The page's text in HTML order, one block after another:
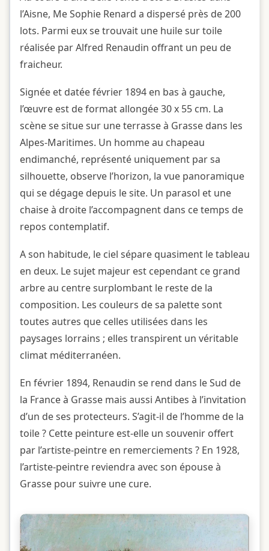
l’Aisne, Me Sophie Renard a dispersé près de 200
lots. Parmi eux se trouvait une huile sur toile
réalisée par Alfred Renaudin offrant un peu de
fraicheur.
Signée et datée février 1894 en bas à gauche,
l’œuvre est de format allongée 30 x 55 cm. La
scène se situe sur une terrasse à Grasse dans les
Alpes-Maritimes. Un homme au chapeau
endimanché, représenté uniquement par sa
silhouette, observe l’horizon, la vue panoramique
qui se dégage depuis le site. Un parasol et une
chaise à droite l’accompagnent dans ce temps de
repos contemplatif.
A son habitude, le ciel sépare quasiment le tableau
en deux. Le sujet majeur est cependant ce grand
arbre au centre surplombant le reste de la
composition. Les couleurs de sa palette sont
toutes autres que celles utilisées dans les
paysages lorrains ; elles transpirent un véritable
climat méditerranéen.
En février 1894, Renaudin se rend dans le Sud de
la France à Grasse mais aussi Antibes à l’invitation
d’un de ses protecteurs. S’agit-il de l’homme de la
toile ? Cette peinture est-elle un souvenir offert
par l’artiste-peintre en remerciements ? En 1928,
l’artiste-peintre reviendra avec son épouse à
Grasse pour suivre une cure.